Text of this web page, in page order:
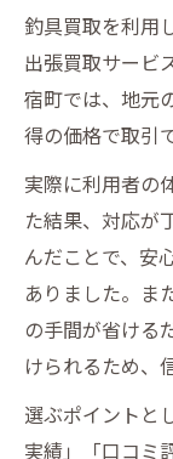
釣具買取を利用
出張買取サービ
宿町では、地元
得の価格で取引
実際に利用者の
た結果、対応が
んだことで、安
ありました。ま
の手間が省ける
けられるため、
選ぶポイントと
実績」「口コミ